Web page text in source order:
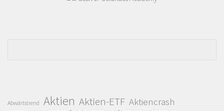
Abwärtstrend Aktien Aktien-ETF Aktiencrash